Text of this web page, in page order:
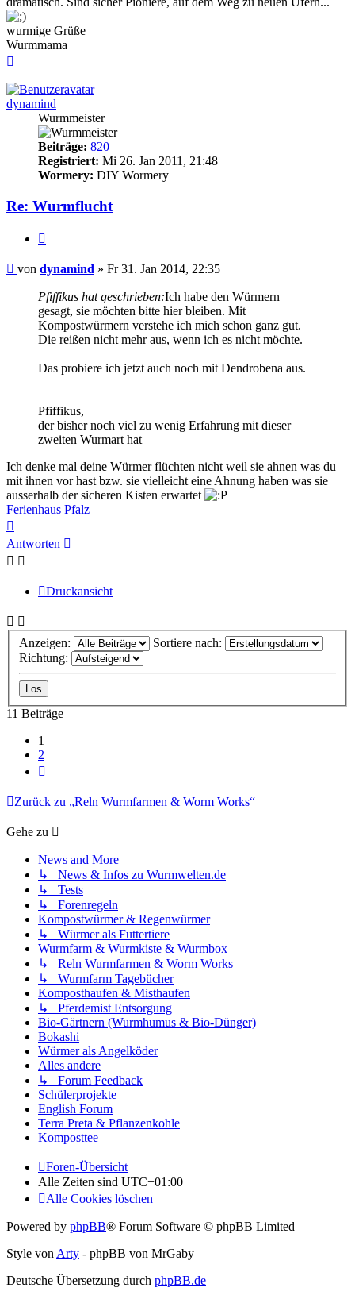
wurmige Grüße
Wurmmama
dynamind
Wurmmeister
Beiträge: 820
Registriert: Mi 26. Jan 2011, 21:48
Wormery: DIY Wormery
Re: Wurmflucht
Beitrag
von dynamind » Fr 31. Jan 2014, 22:35
Pfiffikus hat geschrieben:Ich habe den Würmern
gesagt, sie möchten bitte hier bleiben. Mit
Kompostwürmern verstehe ich mich schon ganz gut.
Die reißen nicht mehr aus, wenn ich es nicht möchte.
Das probiere ich jetzt auch noch mit Dendrobena aus.
Pfiffikus,
der bisher noch viel zu wenig Erfahrung mit dieser
zweiten Wurmart hat
Ich denke mal deine Würmer flüchten nicht weil sie ahnen was du
mit ihnen vor hast bzw. sie vielleicht eine Ahnung haben was sie
ausserhalb der sicheren Kisten erwartet
Ferienhaus Pfalz
oben
Antworten
Druckansicht
Anzeigen:
Sortiere nach:
Richtung:
11 Beiträge
1
2
Zurück zu „Reln Wurmfarmen & Worm Works“
Gehe zu
News and More
↳ News & Infos zu Wurmwelten.de
↳ Tests
↳ Forenregeln
Kompostwürmer & Regenwürmer
↳ Würmer als Futtertiere
Wurmfarm & Wurmkiste & Wurmbox
↳ Reln Wurmfarmen & Worm Works
↳ Wurmfarm Tagebücher
Komposthaufen & Misthaufen
↳ Pferdemist Entsorgung
Bio-Gärtnern (Wurmhumus & Bio-Dünger)
Bokashi
Würmer als Angelköder
Alles andere
↳ Forum Feedback
Schülerprojekte
English Forum
Terra Preta & Pflanzenkohle
Komposttee
Foren-Übersicht
Alle Zeiten sind UTC+01:00
Alle Cookies löschen
Powered by phpBB® Forum Software © phpBB Limited
Style von Arty - phpBB von MrGaby
Deutsche Übersetzung durch phpBB.de